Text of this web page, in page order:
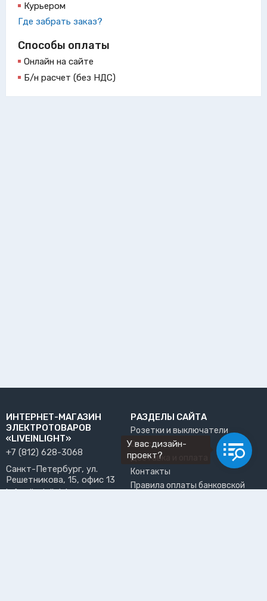
Курьером
Где забрать заказ?
Способы оплаты
Онлайн на сайте
Б/н расчет (без НДС)
ИНТЕРНЕТ-МАГАЗИН
ЭЛЕКТРОТОВАРОВ
«LIVEINLIGHT»
+7 (812) 628-3068
Санкт-Петербург, ул.
Решетникова, 15, офис 13
info@liveinlight.ru
РАЗДЕЛЫ САЙТА
Розетки и выключатели
О нас
Доставка и оплата
Контакты
Правила оплаты банковской
У вас дизайн-
проект?